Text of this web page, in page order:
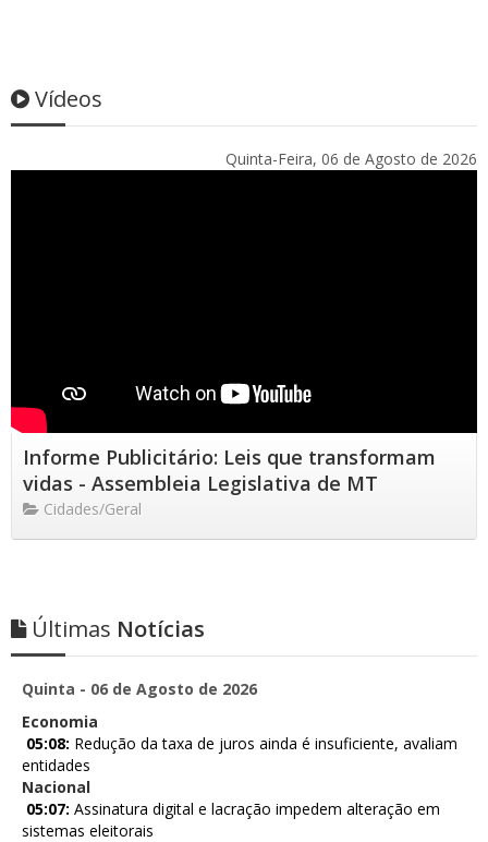
Vídeos
Quinta-Feira, 06 de Agosto de 2026
Informe Publicitário: Leis que transformam
vidas - Assembleia Legislativa de MT
Cidades/Geral
Últimas Notícias
Quinta - 06 de Agosto de 2026
Economia
05:08: Redução da taxa de juros ainda é insuficiente, avaliam
entidades
Nacional
05:07: Assinatura digital e lacração impedem alteração em
sistemas eleitorais